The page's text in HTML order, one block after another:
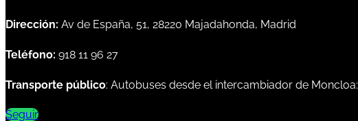
Dirección: Av de España, 51, 28220 Majadahonda, Madrid
Teléfono: 918 11 96 27
Transporte público: Autobuses desde el intercambiador de Moncloa:
Seguir